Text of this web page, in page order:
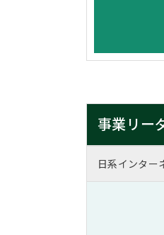
事業リー
日系インター